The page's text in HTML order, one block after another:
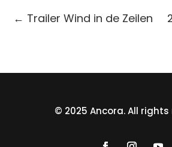
← Trailer Wind in de Zeilen
© 2025 Ancora. All rights